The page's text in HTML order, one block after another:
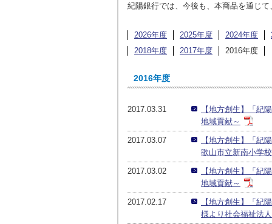
紀陽銀行では、今後も、本商品を通じ
2026年度 2025年度 2024年度
2018年度
2017年度 2016年度
2016年度
2017.03.31
【地方創生】「紀
地域貢献～
2017.03.07
【地方創生】「紀
歌山市立新南小学
2017.03.02
【地方創生】「紀
地域貢献～
2017.02.17
【地方創生】「紀
様より社会福祉法